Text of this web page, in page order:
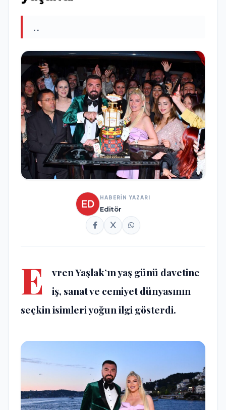
..
HABERİN YAZARI
Editör
E
vren Yaşlak’ın yaş günü davetine
iş, sanat ve cemiyet dünyasının
seçkin isimleri yoğun ilgi gösterdi.